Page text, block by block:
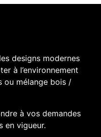
designs modernes
à l’environnement
ou mélange bois /
à vos demandes
en vigueur.